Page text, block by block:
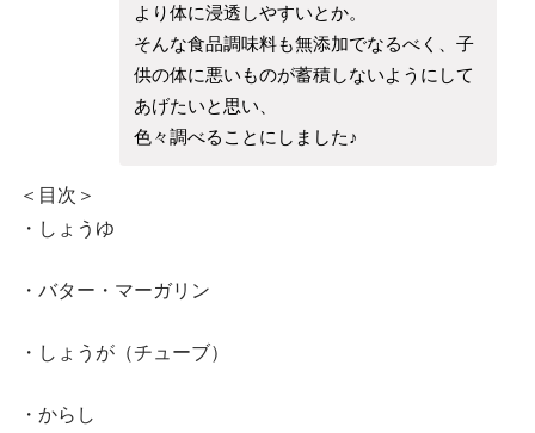
より体に浸透しやすいとか。
そんな食品調味料も無添加でなるべく、子
供の体に悪いものが蓄積しないようにして
あげたいと思い、
色々調べることにしました♪
＜目次＞
・しょうゆ
・バター・マーガリン
・しょうが（チューブ）
・からし